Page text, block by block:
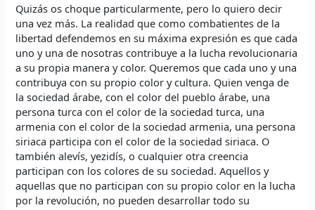
Quizás os choque particularmente, pero lo quiero decir
una vez más. La realidad que como combatientes de la
libertad defendemos en su máxima expresión es que cada
uno y una de nosotras contribuye a la lucha revolucionaria
a su propia manera y color. Queremos que cada uno y una
contribuya con su propio color y cultura. Quien venga de
la sociedad árabe, con el color del pueblo árabe, una
persona turca con el color de la sociedad turca, una
armenia con el color de la sociedad armenia, una persona
siriaca participa con el color de la sociedad siriaca. O
también alevís, yezidís, o cualquier otra creencia
participan con los colores de su sociedad. Aquellos y
aquellas que no participan con su propio color en la lucha
por la revolución, no pueden desarrollar todo su